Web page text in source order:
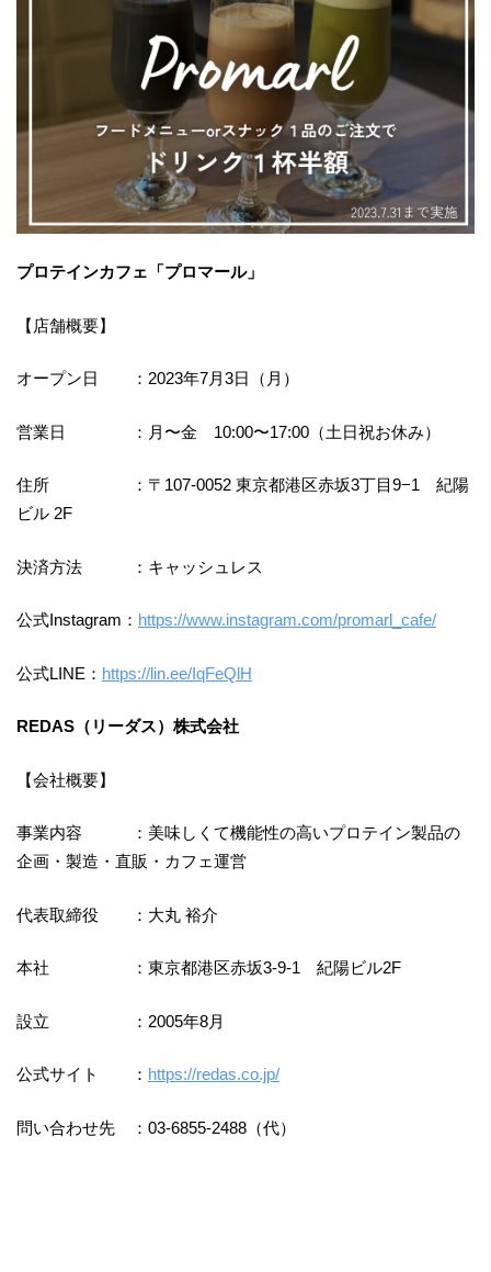
プロテインカフェ「プロマール」
【店舗概要】
オープン日 ：2023年7月3日（月）
営業日 ：月〜金 10:00〜17:00（土日祝お休み）
住所 ：〒107-0052 東京都港区赤坂3丁目9−1 紀陽
ビル 2F
決済方法 ：キャッシュレス
公式Instagram： https://www.instagram.com/promarl_cafe/
公式LINE： https://lin.ee/IqFeQlH
REDAS（リーダス）株式会社
【会社概要】
事業内容 ：美味しくて機能性の高いプロテイン製品の
企画・製造・直販・カフェ運営
代表取締役 ：大丸 裕介
本社 ：東京都港区赤坂3-9-1 紀陽ビル2F
設立 ：2005年8月
公式サイト ： https://redas.co.jp/
問い合わせ先 ：03-6855-2488（代）